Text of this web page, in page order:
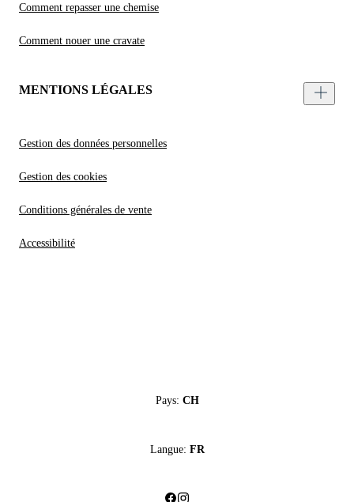
Comment repasser une chemise
Comment nouer une cravate
MENTIONS LÉGALES
Gestion des données personnelles
Gestion des cookies
Conditions générales de vente
Accessibilité
Pays: CH
Langue: FR